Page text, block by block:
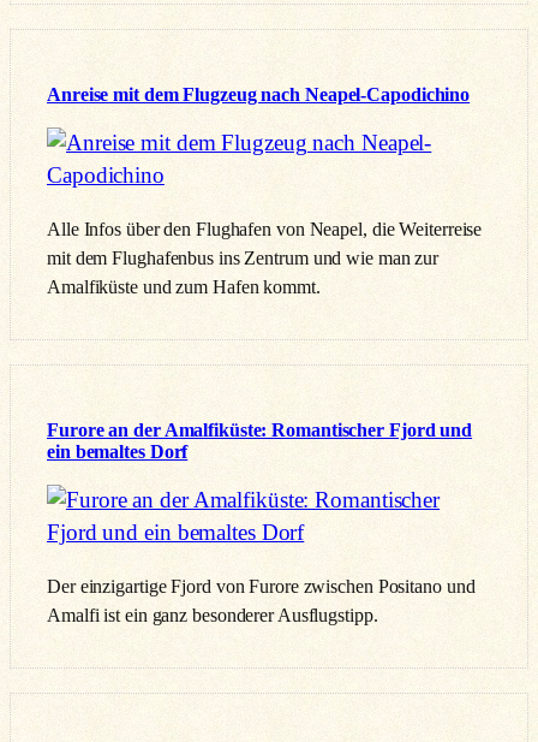
Anreise mit dem Flugzeug nach Neapel-Capodichino
Alle Infos über den Flughafen von Neapel, die Weiterreise
mit dem Flughafenbus ins Zentrum und wie man zur
Amalfiküste und zum Hafen kommt.
Furore an der Amalfiküste: Romantischer Fjord und
ein bemaltes Dorf
Der einzigartige Fjord von Furore zwischen Positano und
Amalfi ist ein ganz besonderer Ausflugstipp.